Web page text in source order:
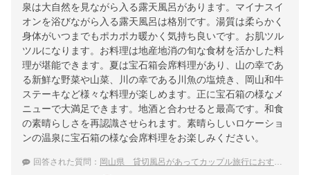
泉は大自然を見ながら入る露天風呂があります。マイナスイ
オンを浴びながら入る露天風呂は格別です。湯質は柔らかく
身体がいつまでもポカポカ暖かく気持ち良いです。お肌ツル
ツルになります。お料理は地産地消の旬な食材を活かした料
理が堪能できます。夏は宝石箱会席料理があり、山の幸であ
る新鮮な野菜や山菜、川の幸である川魚の塩焼き、岡山和牛
ステーキなど様々な料理が楽しめます。正に宝石箱の様なメ
ニューで大満足できます。地酒と合わせると最高です。和食
の素晴らしさを再認識させられます。素晴らしいロケーショ
ンの温泉に宝石箱の様な会席料理をお楽しみください。
回答された質問： 岡山県 貸切風呂があってカップル旅行におすすめの温泉宿